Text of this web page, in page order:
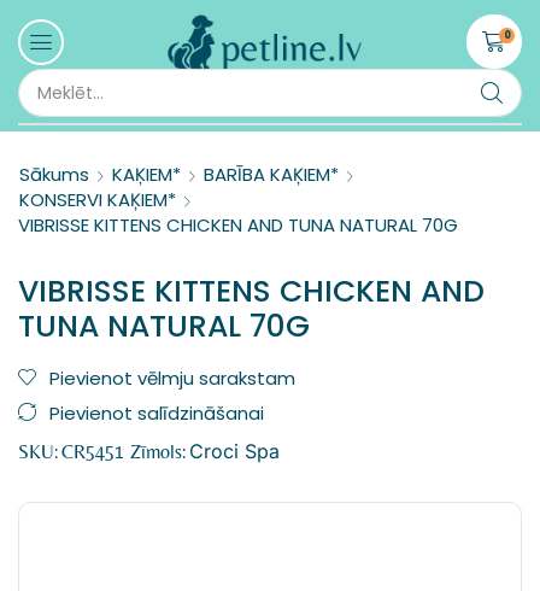
0
Sākums KAĶIEM*
BARĪBA KAĶIEM*
KONSERVI KAĶIEM*
VIBRISSE KITTENS CHICKEN AND TUNA NATURAL 70G
VIBRISSE KITTENS CHICKEN AND
TUNA NATURAL 70G
Pievienot vēlmju sarakstam
Pievienot salīdzināšanai
SKU:CR5451 Zīmols: Croci Spa